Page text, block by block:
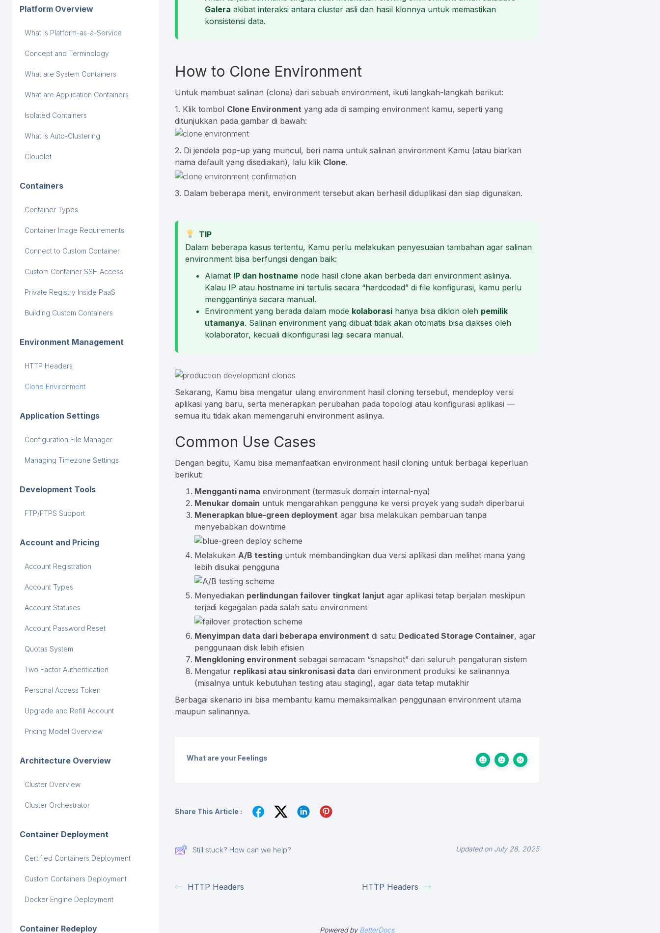
Platform Overview
What is Platform-as-a-Service
Concept and Terminology
What are System Containers
What are Application Containers
Isolated Containers
What is Auto-Clustering
Cloudlet
Containers
Container Types
Container Image Requirements
Connect to Custom Container
Custom Container SSH Access
Private Registry Inside PaaS
Building Custom Containers
Environment Management
HTTP Headers
Clone Environment
Application Settings
Configuration File Manager
Managing Timezone Settings
Development Tools
FTP/FTPS Support
Account and Pricing
Account Registration
Account Types
Account Statuses
Account Password Reset
Quotas System
Two Factor Authentication
Personal Access Token
Upgrade and Refill Account
Pricing Model Overview
Architecture Overview
Cluster Overview
Cluster Orchestrator
Container Deployment
Certified Containers Deployment
Custom Containers Deployment
Docker Engine Deployment
Container Redeploy
Galera akibat interaksi antara cluster asli dan hasil klonnya untuk memastikan
konsistensi data.
How to Clone Environment
Untuk membuat salinan (clone) dari sebuah environment, ikuti langkah-langkah berikut:
1. Klik tombol Clone Environment yang ada di samping environment kamu, seperti yang
ditunjukkan pada gambar di bawah:
2. Di jendela pop-up yang muncul, beri nama untuk salinan environment Kamu (atau biarkan
nama default yang disediakan), lalu klik Clone.
3. Dalam beberapa menit, environment tersebut akan berhasil diduplikasi dan siap digunakan.
TIP
Dalam beberapa kasus tertentu, Kamu perlu melakukan penyesuaian tambahan agar salinan
environment bisa berfungsi dengan baik:
Alamat IP dan hostnamenode hasil clone akan berbeda dari environment aslinya.
Kalau IP atau hostname ini tertulis secara “hardcoded” di file konfigurasi, kamu perlu
menggantinya secara manual.
Environment yang berada dalam mode kolaborasihanya bisa diklon oleh pemilik
utamanya. Salinan environment yang dibuat tidak akan otomatis bisa diakses oleh
kolaborator, kecuali dikonfigurasi lagi secara manual.
Sekarang, Kamu bisa mengatur ulang environment hasil cloning tersebut, mendeploy versi
aplikasi yang baru, serta menerapkan perubahan pada topologi atau konfigurasi aplikasi —
semua itu tidak akan memengaruhi environment aslinya.
Common Use Cases
Dengan begitu, Kamu bisa memanfaatkan environment hasil cloning untuk berbagai keperluan
berikut:
Mengganti nama environment (termasuk domain internal-nya)
Menukar domain untuk mengarahkan pengguna ke versi proyek yang sudah diperbarui
Menerapkan blue-green deployment agar bisa melakukan pembaruan tanpa
menyebabkan downtime
Melakukan A/B testinguntuk membandingkan dua versi aplikasi dan melihat mana yang
lebih disukai pengguna
Menyediakan perlindungan failover tingkat lanjut agar aplikasi tetap berjalan meskipun
terjadi kegagalan pada salah satu environment
Menyimpan data dari beberapa environment di satu Dedicated Storage Container, agar
penggunaan disk lebih efisien
Mengkloning environment sebagai semacam “snapshot” dari seluruh pengaturan sistem
Mengatur replikasi atau sinkronisasi data dari environment produksi ke salinannya
(misalnya untuk kebutuhan testing atau staging), agar data tetap mutakhir
Berbagai skenario ini bisa membantu kamu memaksimalkan penggunaan environment utama
maupun salinannya.
What are your Feelings
Share This Article :
Still stuck? How can we help? Updated on July 28, 2025
HTTP Headers HTTP Headers
Powered by BetterDocs